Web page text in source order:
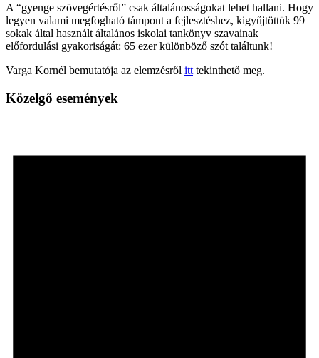
A “gyenge szövegértésről” csak általánosságokat lehet hallani. Hogy
legyen valami megfogható támpont a fejlesztéshez, kigyűjtöttük 99
sokak által használt általános iskolai tankönyv szavainak
előfordulási gyakoriságát: 65 ezer különböző szót találtunk!
Varga Kornél bemutatója az elemzésről itt tekinthető meg.
Közelgő események